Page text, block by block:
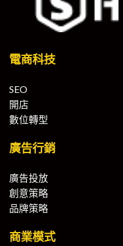
電商科技
SEO
開店
數位轉型
廣告行銷
廣告投放
創意策略
品牌策略
商業模式